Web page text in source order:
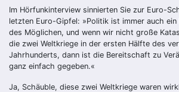
Im Hörfunkinterview sinnierten Sie zur Euro-
letzten Euro-Gipfel: »Politik ist immer auch ein
des Möglichen, und wenn wir nicht große
die zwei Weltkriege in der ersten Hälfte des
Jahrhunderts, dann ist die Bereitschaft zu
ganz einfach gegeben.«
Ja, Schäuble, diese zwei Weltkriege waren